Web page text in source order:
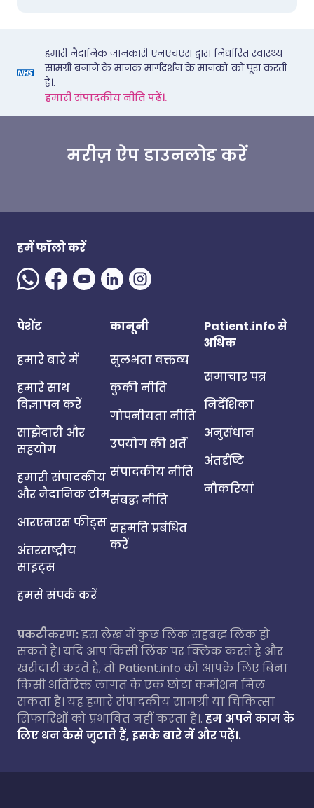
हमारी नैदानिक जानकारी एनएचएस द्वारा निर्धारित स्वास्थ्य
सामग्री बनाने के मानक मार्गदर्शन के मानकों को पूरा करती
है।.
हमारी संपादकीय नीति पढ़ें।.
मरीज़ ऐप डाउनलोड करें
हमें फॉलो करें
पेशेंट
हमारे बारे में
हमारे साथ
विज्ञापन करें
साझेदारी और
सहयोग
हमारी संपादकीय
और नैदानिक टीम
आरएसएस फीड्स
अंतरराष्ट्रीय
साइट्स
हमसे संपर्क करें
कानूनी
सुलभता वक्तव्य
कुकी नीति
गोपनीयता नीति
उपयोग की शर्तें
संपादकीय नीति
संबद्ध नीति
सहमति प्रबंधित
करें
Patient.info से
अधिक
समाचार पत्र
निर्देशिका
अनुसंधान
अंतर्दृष्टि
नौकरियां
प्रकटीकरण:इस लेख में कुछ लिंक सहबद्ध लिंक हो
सकते हैं। यदि आप किसी लिंक पर क्लिक करते हैं और
खरीदारी करते हैं, तो Patient.info को आपके लिए बिना
किसी अतिरिक्त लागत के एक छोटा कमीशन मिल
सकता है। यह हमारे संपादकीय सामग्री या चिकित्सा
सिफारिशों को प्रभावित नहीं करता है।. हम अपने काम के
लिए धन कैसे जुटाते हैं, इसके बारे में और पढ़ें।.